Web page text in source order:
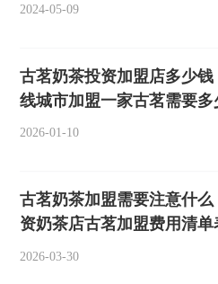
2024-05-09
古茗奶茶投资加盟店多少钱
线城市加盟一家古茗需要多
2026-01-10
古茗奶茶加盟需要注意什么
资奶茶店古茗加盟费用清单
2026-03-30